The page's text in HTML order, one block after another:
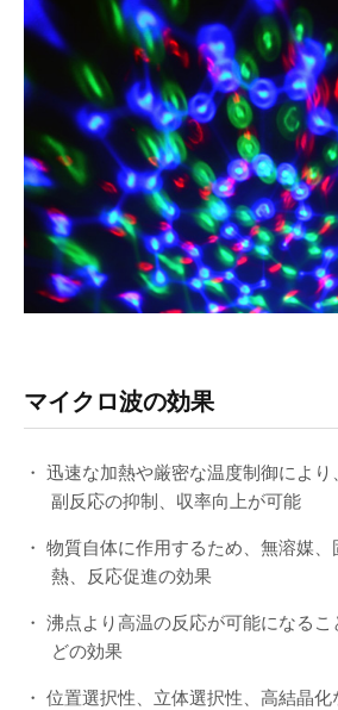
マイクロ波の効果
・ 迅速な加熱や厳密な温度制御によ
副反応の抑制、収率向上が可能
・ 物質自体に作用するため、無溶媒
熱、反応促進の効果
・ 沸点より高温の反応が可能になる
どの効果
・ 位置選択性、立体選択性、高結晶